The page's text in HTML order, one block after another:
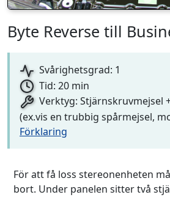
Byte Reverse till
Svårighetsgrad: 1
Tid: 20 min
Verktyg: Stjärnskruvmejsel
(ex.vis en trubbig spårmejsel,
Förklaring
För att få loss stereonenheten
bort. Under panelen sitter två